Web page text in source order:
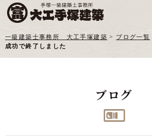
一級建築士事務所 大工手塚建築 > ブログ一覧
成功で終了しました
ブログ